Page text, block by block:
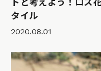
トと考えよう！ロス
タイル
2020.08.01